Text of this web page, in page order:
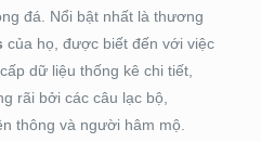
đá. Nổi bật nhất là thương
của họ, được biết đến với việc
dữ liệu thống kê chi tiết,
rãi bởi các câu lạc bộ,
thông và người hâm mộ.